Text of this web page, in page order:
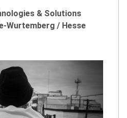
& Solutions
Wurtemberg / Hesse